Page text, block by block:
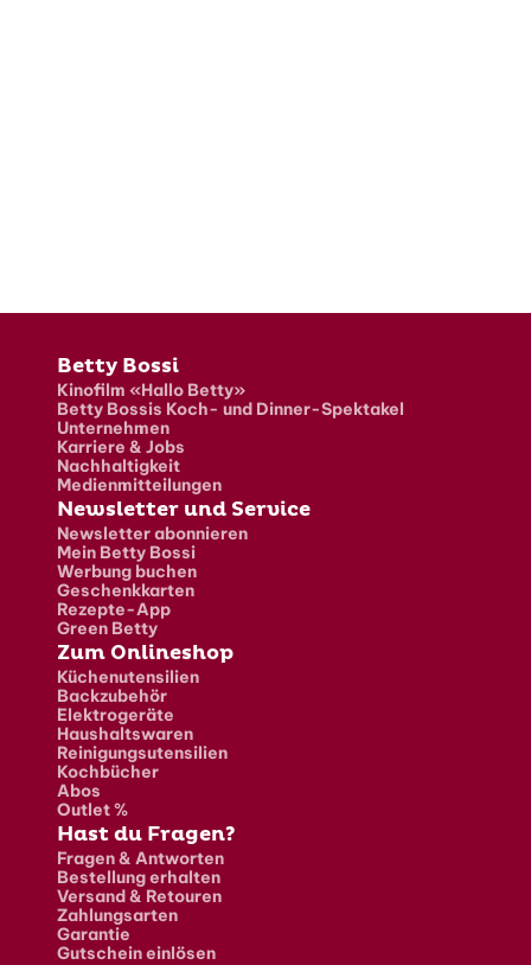
Fusszeile
Betty Bossi
Kinofilm «Hallo Betty»
Betty Bossis Koch- und Dinner-Spektakel
Unternehmen
Karriere & Jobs
Nachhaltigkeit
Medienmitteilungen
Newsletter und Service
Newsletter abonnieren
Mein Betty Bossi
Werbung buchen
Geschenkkarten
Rezepte-App
Green Betty
Zum Onlineshop
Küchenutensilien
Backzubehör
Elektrogeräte
Haushaltswaren
Reinigungsutensilien
Kochbücher
Abos
Outlet %
Hast du Fragen?
Fragen & Antworten
Bestellung erhalten
Versand & Retouren
Zahlungsarten
Garantie
Gutschein einlösen